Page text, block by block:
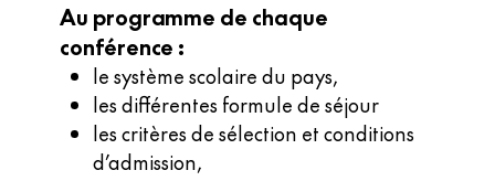
Au programme de chaque
conférence :
le système scolaire du pays,
les différentes formule de séjour
les critères de sélection et conditions
d’admission,